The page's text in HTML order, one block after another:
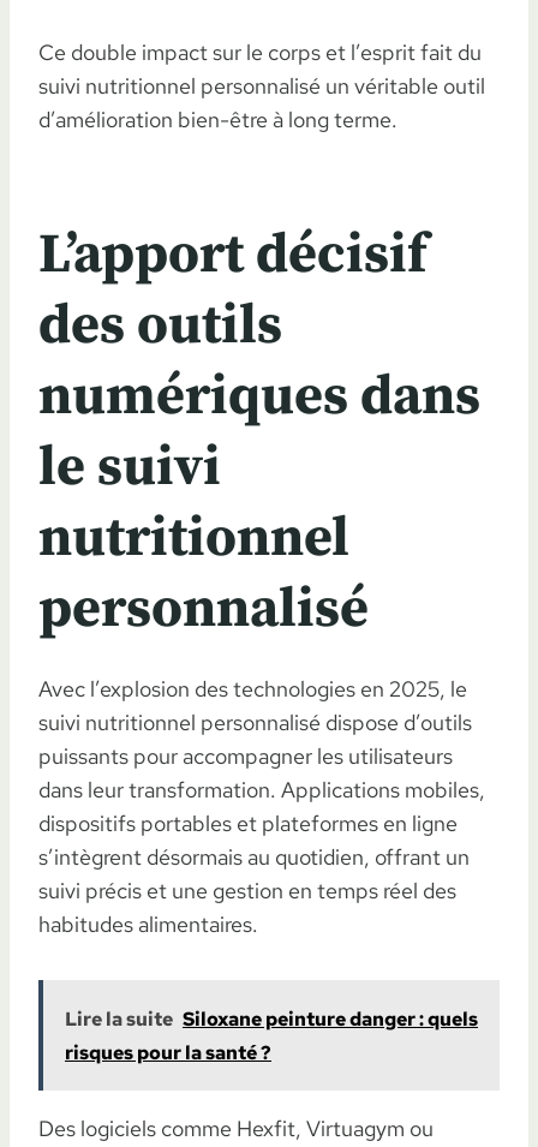
Ce double impact sur le corps et l’esprit fait du
suivi nutritionnel personnalisé un véritable outil
d’amélioration bien-être à long terme.
L’apport décisif
des outils
numériques dans
le suivi
nutritionnel
personnalisé
Avec l’explosion des technologies en 2025, le
suivi nutritionnel personnalisé dispose d’outils
puissants pour accompagner les utilisateurs
dans leur transformation. Applications mobiles,
dispositifs portables et plateformes en ligne
s’intègrent désormais au quotidien, offrant un
suivi précis et une gestion en temps réel des
habitudes alimentaires.
Lire la suite Siloxane peinture danger : quels
risques pour la santé ?
Des logiciels comme Hexfit, Virtuagym ou